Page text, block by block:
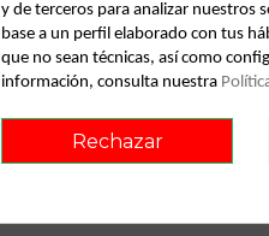
y de terceros para analizar nuestros
base a un perfil elaborado con tus
que no sean técnicas, así como
información, consulta nuestra
Rechazar